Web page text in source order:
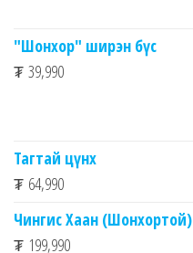
"Шонхор" ширэн бүс
₮ 39,990
Тагтай цүнх
₮ 64,990
Чингис Хаан (Шонхортой)
₮ 199,990